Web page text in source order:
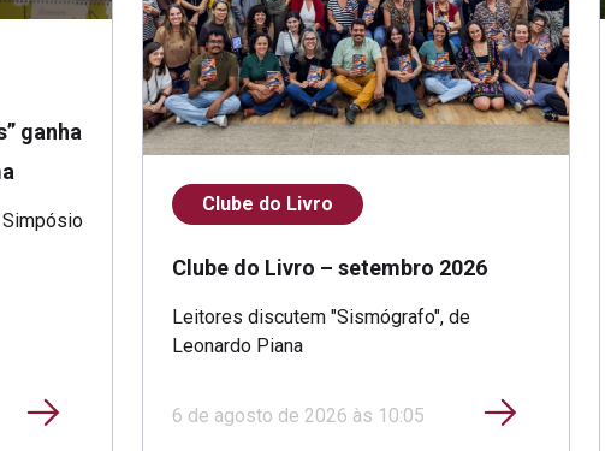
ganha
Clube do Livro
Clube do Livro – setembro 2026
Leitores discutem "Sismógrafo", de
Leonardo Piana
6 de agosto de 2026 às 10:05